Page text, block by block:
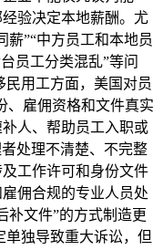
验决定本地薪酬。尤
薪”“中方员工和本地员
员工分类混乱”等问
用工方面，美国对员
、雇佣资格和文件真实
人、帮助员工入职或
处理不清楚、不完整
工作许可和身份文件
佣合规的专业人员处
补文件”的方式制造更
单独导致重大诉讼，但